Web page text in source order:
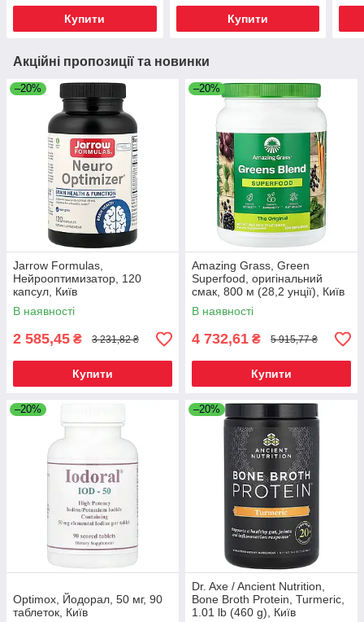
Купити Купити
Акційні пропозиції та новинки
–20%
Jarrow Formulas,
Нейрооптимизатор, 120
капсул, Київ
В наявності
2 585,45 ₴ 3 231,82 ₴
Купити
–20%
Amazing Grass, Green
Superfood, оригінальний
смак, 800 м (28,2 унції), Київ
В наявності
4 732,61 ₴ 5 915,77 ₴
Купити
–20%
Optimox, Йодорал, 50 мг, 90
таблеток, Київ
–20%
Dr. Axe / Ancient Nutrition,
Bone Broth Protein, Turmeric,
1.01 lb (460 g), Київ